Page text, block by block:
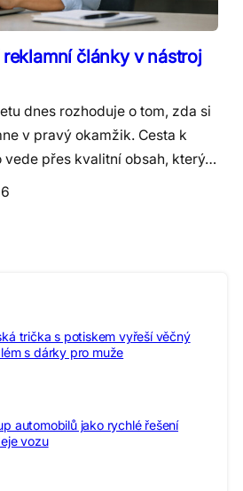
články v nástroj
dnes rozhoduje o tom, zda si
v pravý okamžik. Cesta k
vede přes kvalitní obsah, který…
trička s potiskem vyřeší věčný
s dárky pro muže
automobilů jako rychlé řešení
vozu